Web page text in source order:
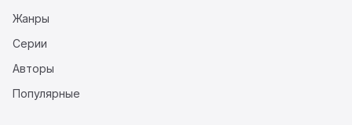
Жанры
Серии
Авторы
Популярные